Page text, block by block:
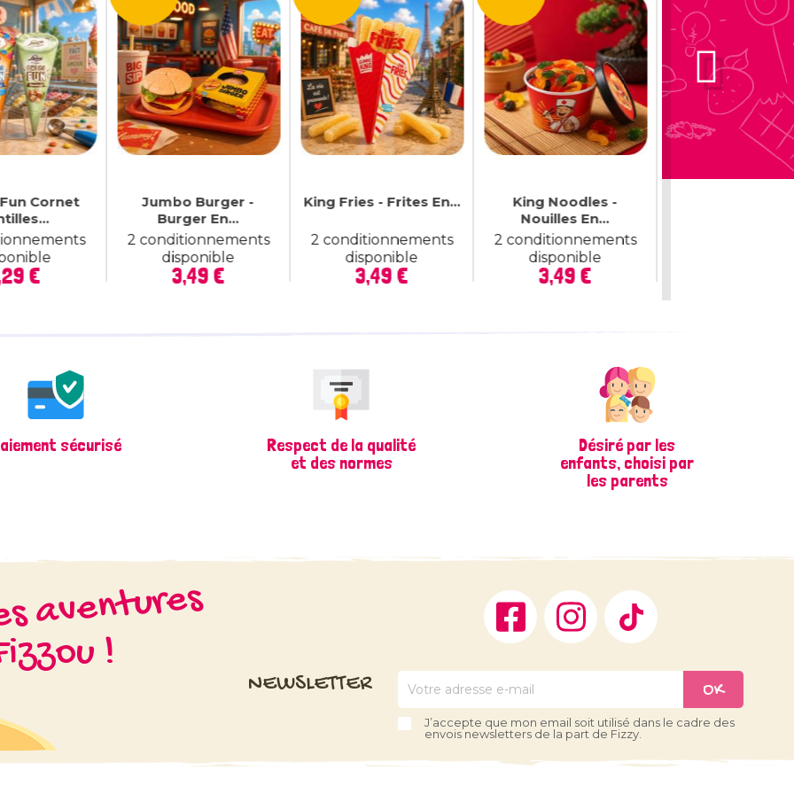
Cornet
Prix
€
Jumbo Burger -
Burger En...
2 conditionnements
disponible
Prix
3,49 €
King Fries - Frites En...
2 conditionnements
disponible
Prix
3,49 €
King Noodles -
Nouilles En...
2 conditionnements
disponible
Prix
3,49 €
sécurisé
Respect de la qualité
et des normes
Désiré par les
enfants, choisi par
les parents
Facebook Instagram
aventures
!
NEWSLETTER
J’accepte que mon email soit utilisé dans le cadre des
envois newsletters de la part de Fizzy.